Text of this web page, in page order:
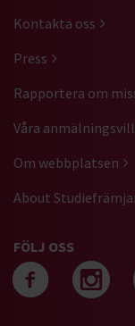
Kontakta oss
Press
Rapportera om
Våra
Om webbplatsen
About
FÖLJ OSS
Följ